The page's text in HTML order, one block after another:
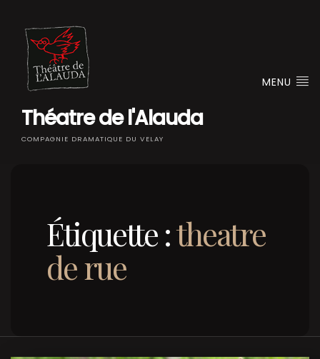
Théatre de l'Alauda
COMPAGNIE DRAMATIQUE DU VELAY
MENU
Étiquette :theatre
de rue